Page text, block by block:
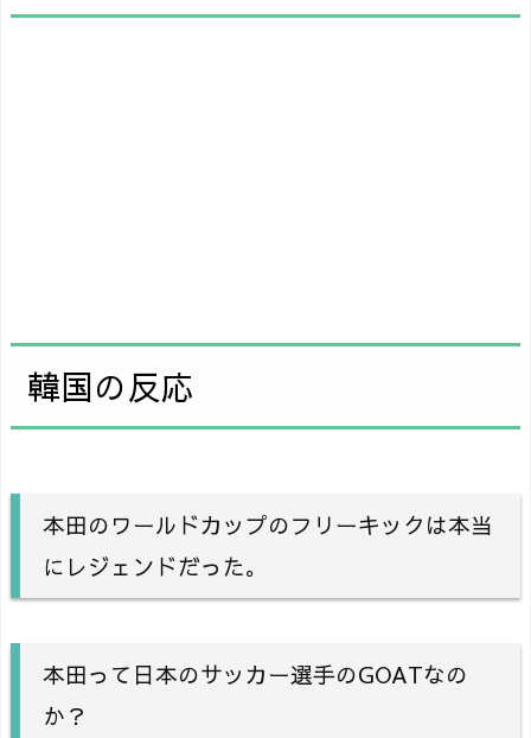
韓国の反応
本田のワールドカップのフリーキックは本当
にレジェンドだった。
本田って日本のサッカー選手のGOATなの
か？